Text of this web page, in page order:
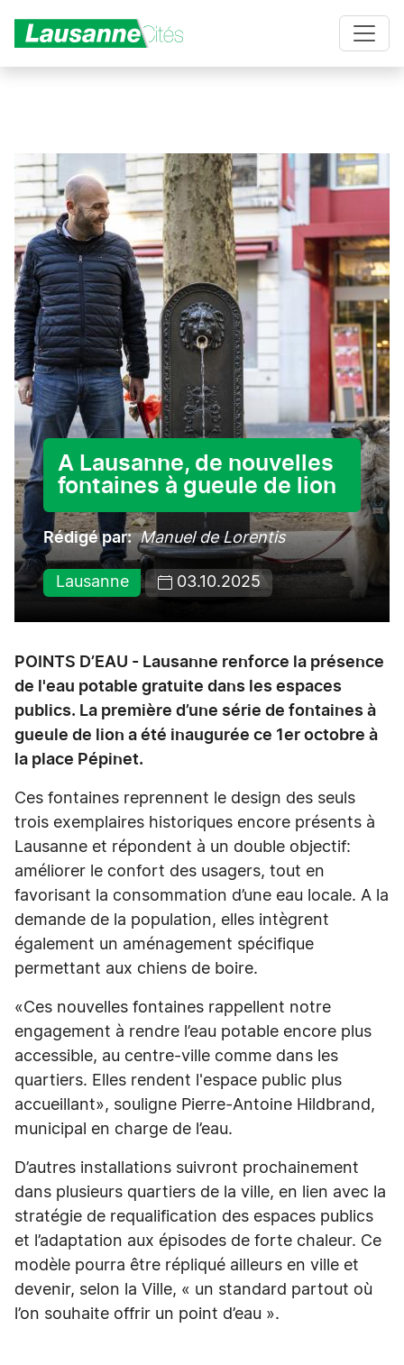
A Lausanne, de nouvelles
fontaines à gueule de lion
Rédigé par Manuel de Lorentis
Lausanne 03.10.2025
POINTS D’EAU - Lausanne renforce la présence
de l'eau potable gratuite dans les espaces
publics. La première d’une série de fontaines à
gueule de lion a été inaugurée ce 1er octobre à
la place Pépinet.
Ces fontaines reprennent le design des seuls
trois exemplaires historiques encore présents à
Lausanne et répondent à un double objectif:
améliorer le confort des usagers, tout en
favorisant la consommation d’une eau locale. A la
demande de la population, elles intègrent
également un aménagement spécifique
permettant aux chiens de boire.
«Ces nouvelles fontaines rappellent notre
engagement à rendre l’eau potable encore plus
accessible, au centre-ville comme dans les
quartiers. Elles rendent l'espace public plus
accueillant», souligne Pierre-Antoine Hildbrand,
municipal en charge de l’eau.
D’autres installations suivront prochainement
dans plusieurs quartiers de la ville, en lien avec la
stratégie de requalification des espaces publics
et l’adaptation aux épisodes de forte chaleur. Ce
modèle pourra être répliqué ailleurs en ville et
devenir, selon la Ville, « un standard partout où
l’on souhaite offrir un point d’eau ».